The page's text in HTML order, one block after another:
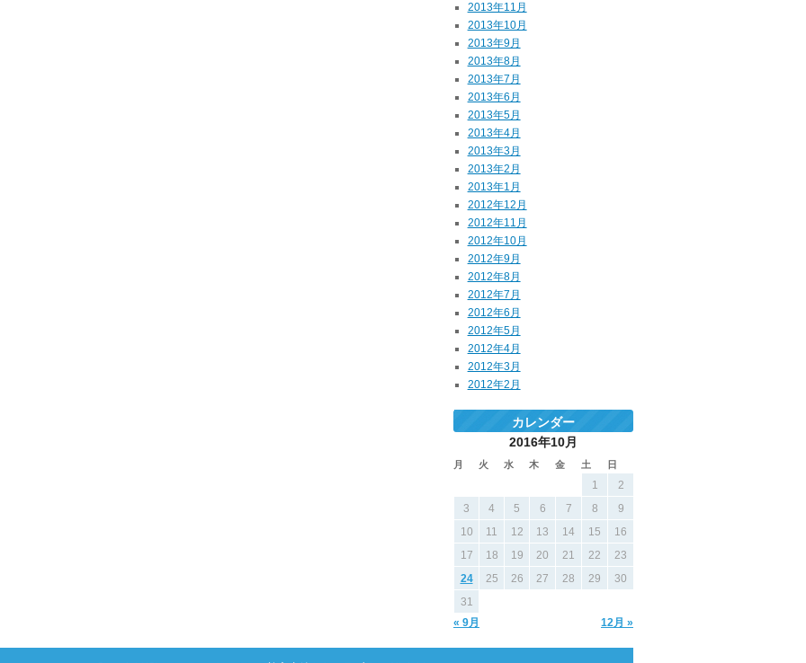
2013年11月
2013年10月
2013年9月
2013年8月
2013年7月
2013年6月
2013年5月
2013年4月
2013年3月
2013年2月
2013年1月
2012年12月
2012年11月
2012年10月
2012年9月
2012年8月
2012年7月
2012年6月
2012年5月
2012年4月
2012年3月
2012年2月
カレンダー
2016年10月
月 火 水 木 金 土 日
« 9月 12月 »
1
2
3
4 5 6 7 8
9
10
11 12 13 14 15
16
17
18 19 20 21 22
23
24
25 26 27 28 29
30
31